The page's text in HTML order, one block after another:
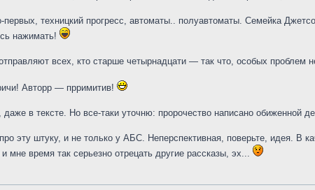
техницкий прогресс, автоматы.. полуавтоматы. Семейка
нажимать!
всех, кто старше четырнадцати — так что, особых проблем
Авторр — прримитив!
в тексте. Но все-таки уточню: пророчество написано обиженной
эту штуку, и не только у АБС. Неперспективная, поверьте, идея. В
мне время так серьезно отрецать другие рассказы, эх...